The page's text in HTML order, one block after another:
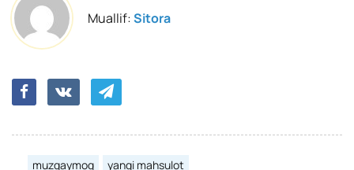
Muallif:Sitora
muzqaymoq yangi mahsulot